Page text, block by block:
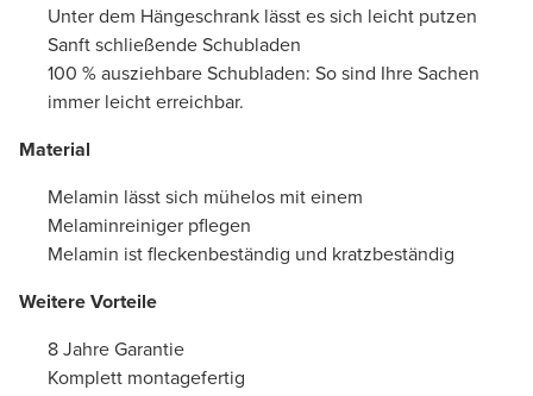
Unter dem Hängeschrank lässt es sich leicht putzen
Sanft schließende Schubladen
100 % ausziehbare Schubladen: So sind Ihre Sachen
immer leicht erreichbar.
Material
Melamin lässt sich mühelos mit einem
Melaminreiniger pflegen
Melamin ist fleckenbeständig und kratzbeständig
Weitere Vorteile
8 Jahre Garantie
Komplett montagefertig